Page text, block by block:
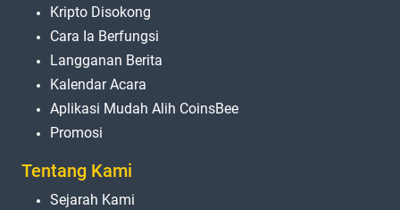
Kripto Disokong
Cara Ia Berfungsi
Langganan Berita
Kalendar Acara
Aplikasi Mudah Alih CoinsBee
Promosi
Tentang Kami
Sejarah Kami